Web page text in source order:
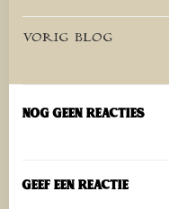
Bericht
navigatie
VORIG BLOG
Nog geen reacties
Geef een reactie